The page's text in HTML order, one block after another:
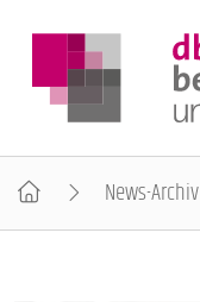
News-Archiv